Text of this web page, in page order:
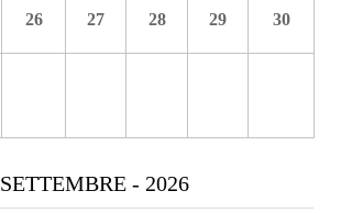
26 27 28 29 30
SETTEMBRE - 2026